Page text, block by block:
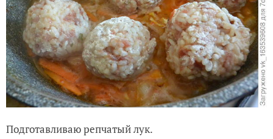
Подготавливаю репчатый лук.